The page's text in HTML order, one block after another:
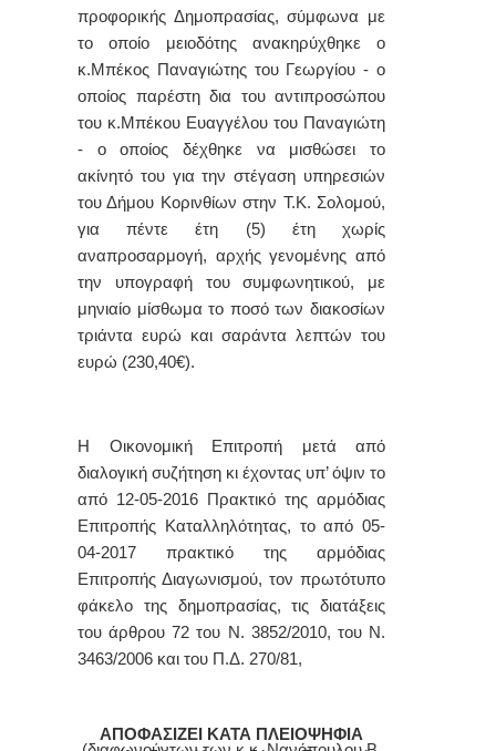
προφορικής Δημοπρασίας, σύμφωνα με
το οποίο μειοδότης ανακηρύχθηκε ο
κ.Μπέκος Παναγιώτης του Γεωργίου - ο
οποίος παρέστη δια του αντιπροσώπου
του κ.Μπέκου Ευαγγέλου του Παναγιώτη
- ο οποίος δέχθηκε να μισθώσει το
ακίνητό του για την στέγαση υπηρεσιών
του Δήμου Κορινθίων στην Τ.Κ. Σολομού,
για πέντε έτη (5) έτη χωρίς
αναπροσαρμογή, αρχής γενομένης από
την υπογραφή του συμφωνητικού, με
μηνιαίο μίσθωμα το ποσό των διακοσίων
τριάντα ευρώ και σαράντα λεπτών του
ευρώ (230,40€).
Η Οικονομική Επιτροπή μετά από
διαλογική συζήτηση κι έχοντας υπ’ όψιν το
από 12-05-2016 Πρακτικό της αρμόδιας
Επιτροπής Καταλληλότητας, το από 05-
04-2017 πρακτικό της αρμόδιας
Επιτροπής Διαγωνισμού, τον πρωτότυπο
φάκελο της δημοπρασίας, τις διατάξεις
του άρθρου 72 του Ν. 3852/2010, του Ν.
3463/2006 και του Π.Δ. 270/81,
ΑΠΟΦΑΣΙΖΕΙ ΚΑΤΑ ΠΛΕΙΟΨΗΦΙΑ